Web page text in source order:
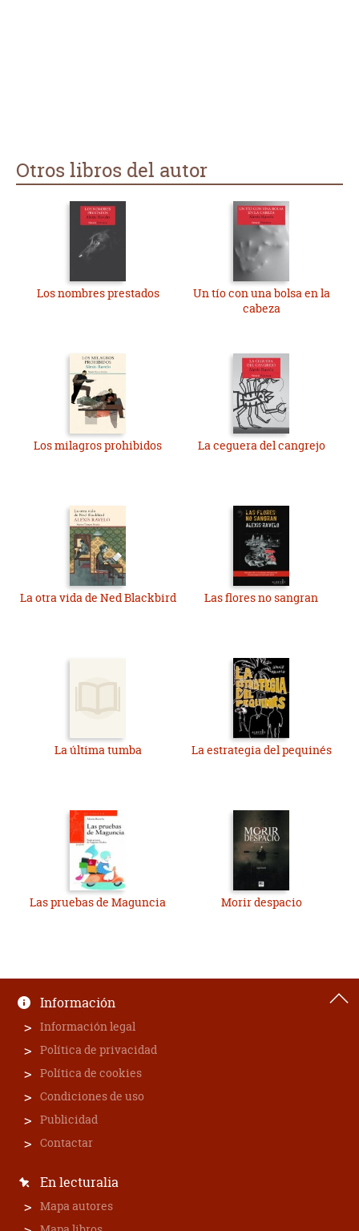
Otros libros del autor
Los nombres prestados
Un tío con una bolsa en la
cabeza
Los milagros prohibidos La ceguera del cangrejo
La otra vida de Ned Blackbird Las flores no sangran
La última tumba La estrategia del pequinés
Las pruebas de Maguncia Morir despacio
Información
Información legal
Política de privacidad
Política de cookies
Condiciones de uso
Publicidad
Contactar
En lecturalia
Mapa autores